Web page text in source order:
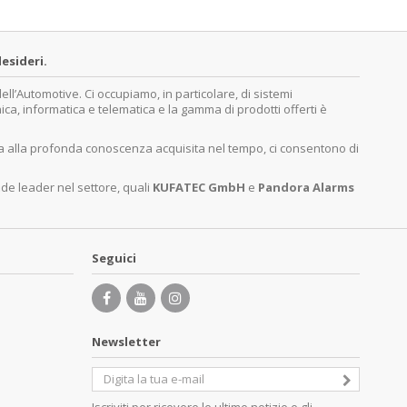
Ci occupiamo, in particolare, di sistemi
informatica e telematica e la gamma di prodotti offerti è
profonda conoscenza acquisita nel tempo, ci consentono di
leader nel settore, quali KUFATEC GmbH e Pandora Alarms
Seguici
Newsletter